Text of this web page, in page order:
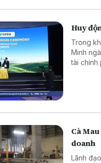
Huy
Trong
Minh
tài chính
Cà
doanh
Lãnh